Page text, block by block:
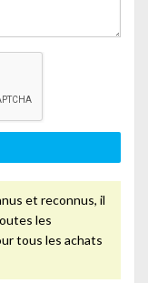
et reconnus, il
les
tous les achats